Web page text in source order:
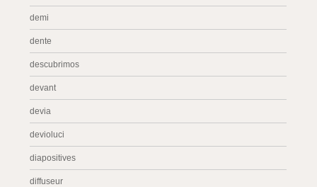
demi
dente
descubrimos
devant
devia
devioluci
diapositives
diffuseur